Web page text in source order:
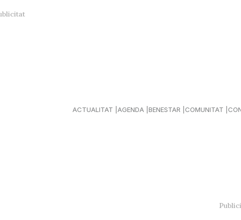
ACTUALITAT AGENDA BENESTAR COMUNITAT